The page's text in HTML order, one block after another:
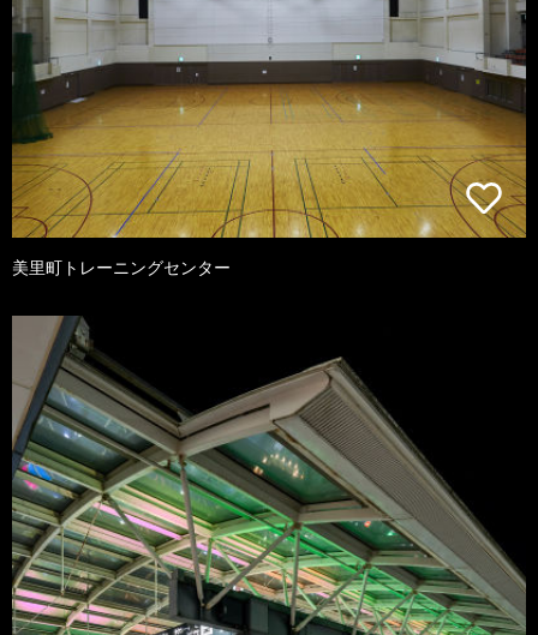
美里町トレーニングセンター